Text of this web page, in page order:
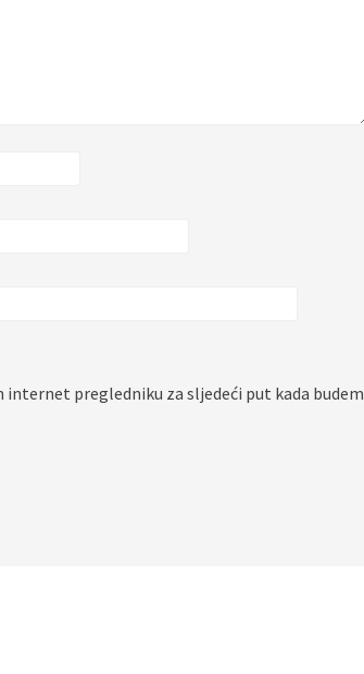
pregledniku za sljedeći put kada budem